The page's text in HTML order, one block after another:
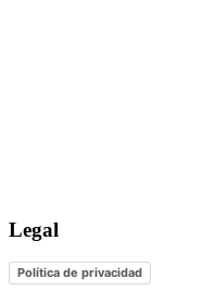
Legal
Política de privacidad